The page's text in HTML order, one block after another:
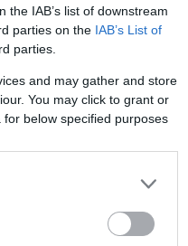
IAB’s list of downstream
parties on the IAB’s List of
parties.
and may gather and store
You may click to grant or
below specified purposes
ΜΟΝΟ 200
διαπίστευσή τους αλλά